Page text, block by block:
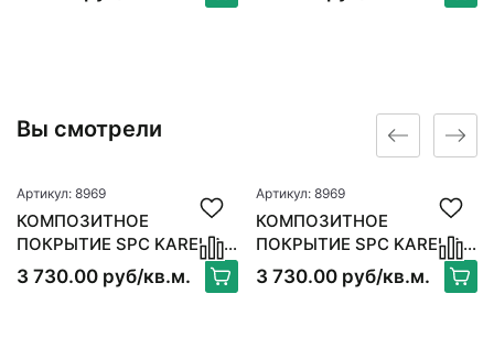
SLIP
Вы смотрели
Артикул: 8969
КОМПОЗИТНОЕ
ПОКРЫТИЕ SPC KARELIA
INSTRUMENTAL WOOD
HERRINGBONE
3 730.00 руб/кв.м.
Артикул: 8969
КОМПОЗИТНОЕ
ПОКРЫТИЕ SPC KARELIA
INSTRUMENTAL WOOD
HERRINGBONE
3 730.00 руб/кв.м.